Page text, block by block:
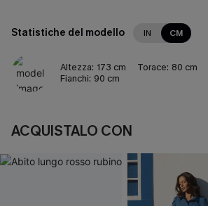
Statistiche del modello IN CM
Altezza: 173 cm Torace: 80 cm
Fianchi: 90 cm
ACQUISTALO CON